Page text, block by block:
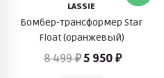
LASSIE
Бомбер-трансформер Star
Float (оранжевый)
8 499 ₽5 950 ₽